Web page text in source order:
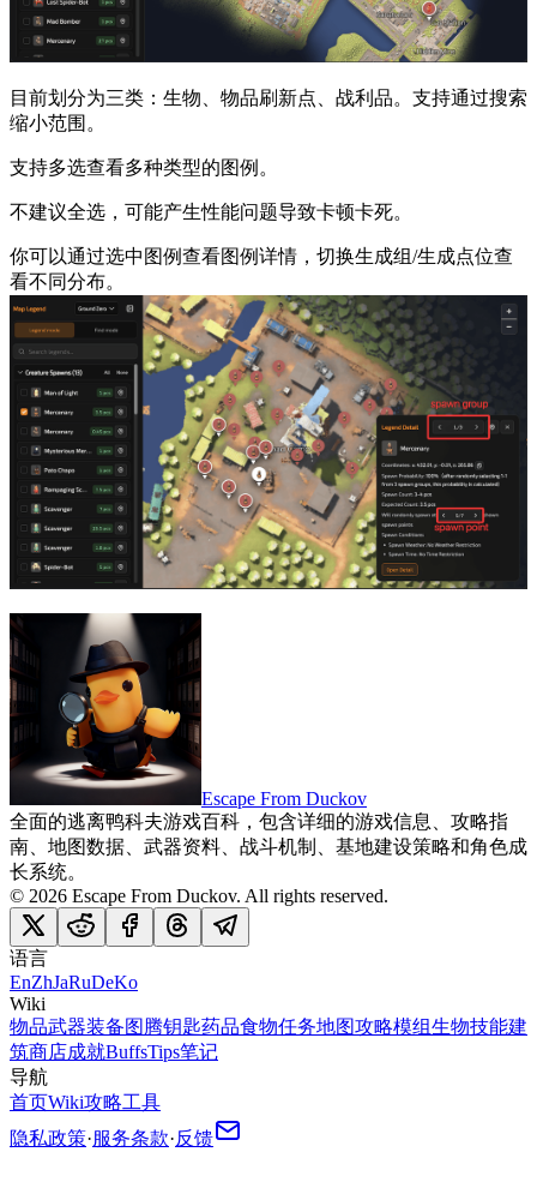
目前划分为三类：生物、物品刷新点、战利品。支持通过搜索
缩小范围。
支持多选查看多种类型的图例。
不建议全选，可能产生性能问题导致卡顿卡死。
你可以通过选中图例查看图例详情，切换生成组/生成点位查
看不同分布。
Escape From Duckov
全面的逃离鸭科夫游戏百科，包含详细的游戏信息、攻略指
南、地图数据、武器资料、战斗机制、基地建设策略和角色成
长系统。
© 2026 Escape From Duckov. All rights reserved.
语言
EnZhJaRuDeKo
Wiki
物品武器装备图腾钥匙药品食物任务地图攻略模组生物技能建
筑商店成就BuffsTips笔记
导航
首页Wiki攻略工具
隐私政策·服务条款·反馈